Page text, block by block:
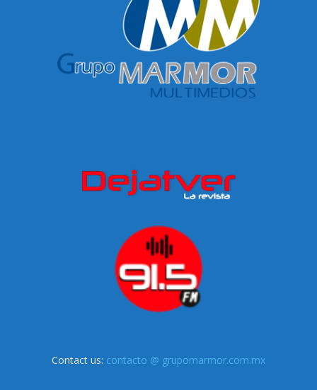
Contact us: contacto @ grupomarmor.com.mx